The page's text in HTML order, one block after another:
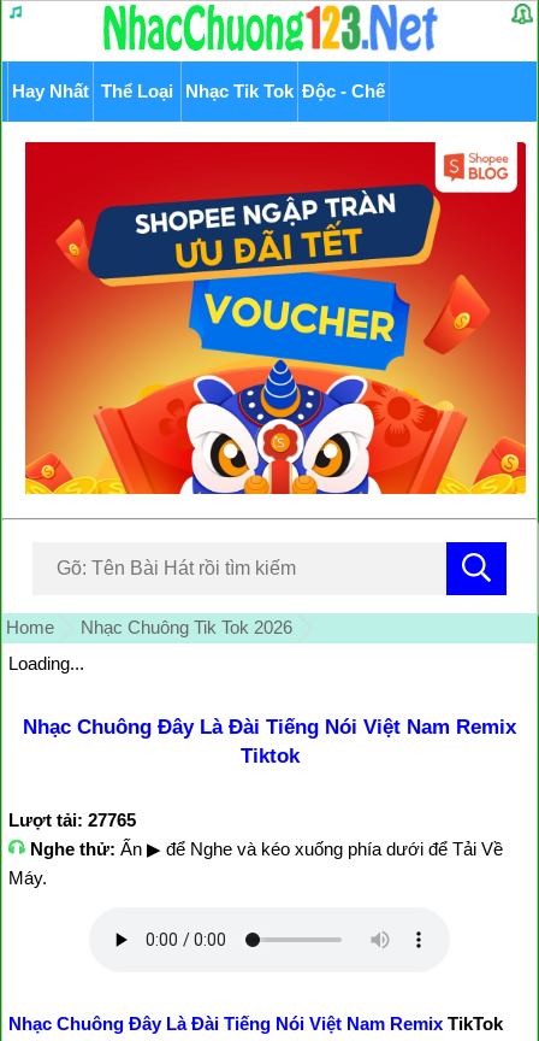
Hay Nhất Thể Loại Nhạc Tik Tok Độc - Chế
Home
Nhạc Chuông Tik Tok 2026
Loading...
Nhạc Chuông Đây Là Đài Tiếng Nói Việt Nam Remix
Tiktok
Lượt tải: 27765
Nghe thử: Ấn ▶ để Nghe và kéo xuống phía dưới để Tải Về
Máy.
Nhạc Chuông Đây Là Đài Tiếng Nói Việt Nam Remix TikTok